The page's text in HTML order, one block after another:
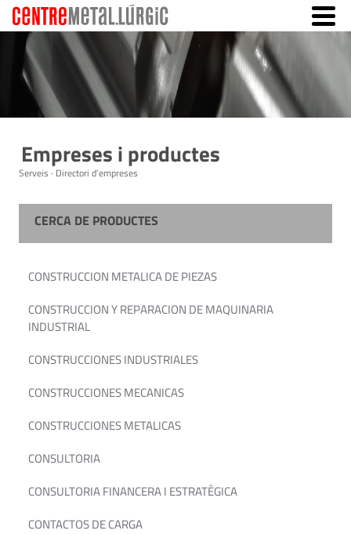
Empreses i productes
Serveis · Directori d'empreses
CERCA DE PRODUCTES
CONSTRUCCION METALICA DE PIEZAS
CONSTRUCCION Y REPARACION DE MAQUINARIA
INDUSTRIAL
CONSTRUCCIONES INDUSTRIALES
CONSTRUCCIONES MECANICAS
CONSTRUCCIONES METALICAS
CONSULTORIA
CONSULTORIA FINANCERA I ESTRATÈGICA
CONTACTOS DE CARGA